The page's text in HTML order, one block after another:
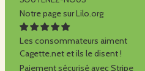
Notre page sur Lilo.org
Les consommateurs aiment
Cagette.net et ils le disent !
Paiement sécurisé avec Stripe